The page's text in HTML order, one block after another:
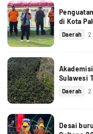
di Kota
Daerah 2
Sulawesi
Daerah 2
Desai